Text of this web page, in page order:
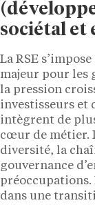
(
sociétal et
La RSE
majeur pour les
la pression
investisseurs et
intègrent de
cœur de métier.
diversité, la
gouvernance
préoccupations.
dans une